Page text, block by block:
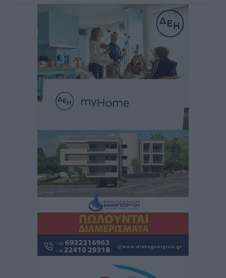
Iατρικός Σύλλογος Ροδου προς Α. Γεωργιάδη:
Στρατηγικές Προτάσεις για την Ενίσχυση της
Δημόσιας Υγείας στη Νησιωτική Ελλάδα και στα
Νοσοκομεία της Γ΄ Ζώνης
Τοπικές Ειδήσεις• πριν 2 ώρες
Πάνθηρες: Ξεκίνησαν αισιόδοξοι για την παρθενική
Αθλητικά• πριν 2 ώρες
Άρης Αρχαγγέλου: Στο πλευρό του άτυχου Ιάκωβου
Αθλητικά• πριν 2 ώρες
Φοίβος: Η μεγάλη επιστροφή του Μπρένο Σαλβατιέρα
Κλεάνθης: Έτοιμες οι κάρτες διαρκείας της νέας